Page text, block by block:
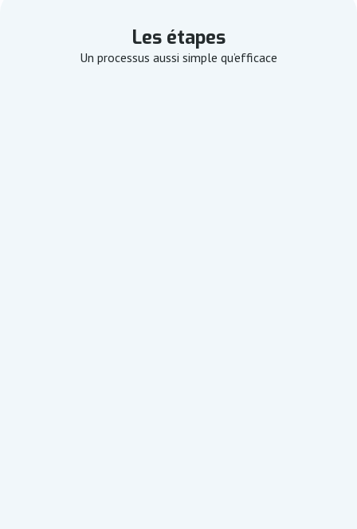
Les étapes
Un processus aussi simple qu’efficace